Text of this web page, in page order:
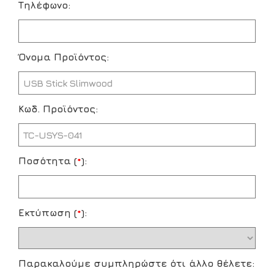
Τηλέφωνο:
Όνομα Προϊόντος:
Κωδ. Προϊόντος:
Ποσότητα (*):
Εκτύπωση (*):
Παρακαλούμε συμπληρώστε ότι άλλο θέλετε: